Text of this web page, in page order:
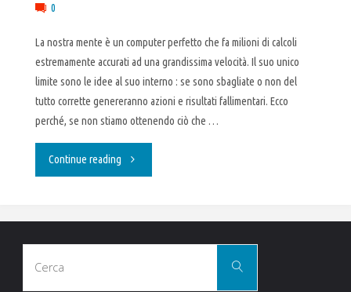
0
La nostra mente è un computer perfetto che fa milioni di calcoli
estremamente accurati ad una grandissima velocità. Il suo unico
limite sono le idee al suo interno : se sono sbagliate o non del
tutto corrette genereranno azioni e risultati fallimentari. Ecco
perché, se non stiamo ottenendo ciò che …
Continue reading "Prima
Cerca